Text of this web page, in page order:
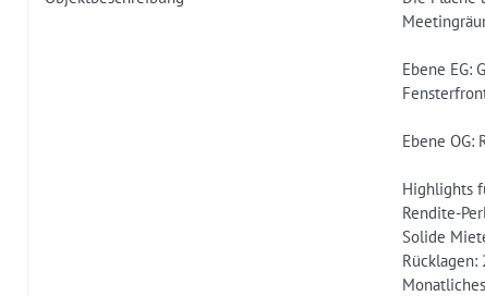
Ebene EG:
Ebene
Highlights
Rendite-
Solide
Rücklagen: